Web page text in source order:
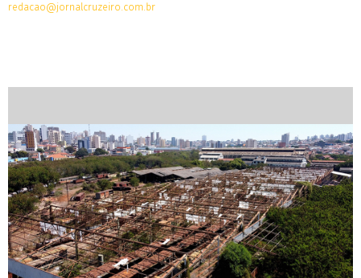
redacao@jornalcruzeiro.com.br